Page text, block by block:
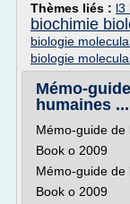
Thèmes liés : l3
biochimie
biologie
biologie
Mémo-
humaines ...
Mémo-guide de
Book o 2009
Mémo-guide de
Book o 2009